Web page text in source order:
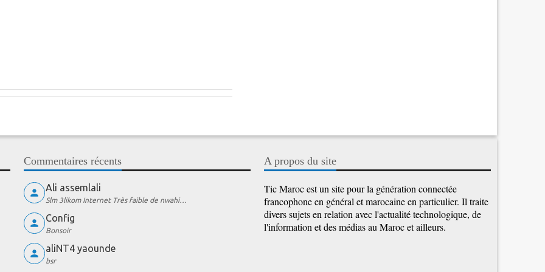
Commentaires récents
Ali assemlali
Slm 3likom Internet Très faible de nwahi…
Config
Bonsoir
aliNT4 yaounde
bsr
A propos du site
Tic Maroc est un site pour la génération connectée
francophone en général et marocaine en particulier. Il traite
divers sujets en relation avec l'actualité technologique, de
l'information et des médias au Maroc et ailleurs.